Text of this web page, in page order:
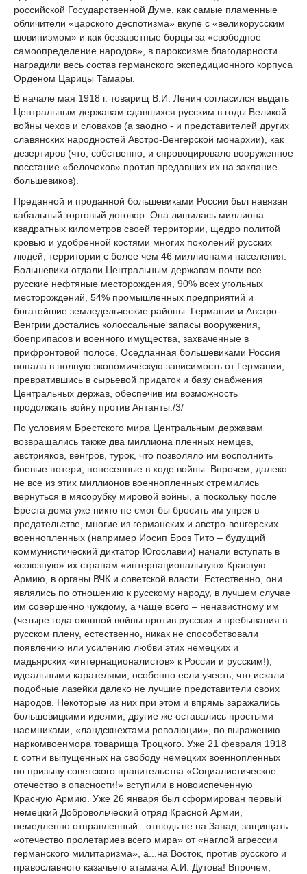
российской Государственной Думе, как самые пламенные
обличители «царского деспотизма» вкупе с «великорусским
шовинизмом» и как беззаветные борцы за «свободное
самоопределение народов», в пароксизме благодарности
наградили весь состав германского экспедиционного корпуса
Орденом Царицы Тамары.
В начале мая 1918 г. товарищ В.И. Ленин согласился выдать
Центральным державам сдавшихся русским в годы Великой
войны чехов и словаков (а заодно - и представителей других
славянских народностей Австро-Венгерской монархии), как
дезертиров (что, собственно, и спровоцировало вооруженное
восстание «белочехов» против предавших их на заклание
большевиков).
Преданной и проданной большевиками России был навязан
кабальный торговый договор. Она лишилась миллиона
квадратных километров своей территории, щедро политой
кровью и удобренной костями многих поколений русских
людей, территории с более чем 46 миллионами населения.
Большевики отдали Центральным державам почти все
русские нефтяные месторождения, 90% всех угольных
месторождений, 54% промышленных предприятий и
богатейшие земледельческие районы. Германии и Австро-
Венгрии достались колоссальные запасы вооружения,
боеприпасов и военного имущества, захваченные в
прифронтовой полосе. Оседланная большевиками Россия
попала в полную экономическую зависимость от Германии,
превратившись в сырьевой придаток и базу снабжения
Центральных держав, обеспечив им возможность
продолжать войну против Антанты./3/
По условиям Брестского мира Центральным державам
возвращались также два миллиона пленных немцев,
австрияков, венгров, турок, что позволяло им восполнить
боевые потери, понесенные в ходе войны. Впрочем, далеко
не все из этих миллионов военнопленных стремились
вернуться в мясорубку мировой войны, а поскольку после
Бреста дома уже никто не смог бы бросить им упрек в
предательстве, многие из германских и австро-венгерских
военнопленных (например Иосип Броз Тито – будущий
коммунистический диктатор Югославии) начали вступать в
«союзную» их странам «интернациональную» Красную
Армию, в органы ВЧК и советской власти. Естественно, они
являлись по отношению к русскому народу, в лучшем случае
им совершенно чуждому, а чаще всего – ненавистному им
(четыре года окопной войны против русских и пребывания в
русском плену, естественно, никак не способствовали
появлению или усилению любви этих немецких и
мадьярских «интернационалистов» к России и русским!),
идеальными карателями, особенно если учесть, что искали
подобные лазейки далеко не лучшие представители своих
народов. Некоторые из них при этом и впрямь заражались
большевицкими идеями, другие же оставались простыми
наемниками, «ландскнехтами революции», по выражению
наркомвоенмора товарища Троцкого. Уже 21 февраля 1918
г. сотни выпущенных на свободу немецких военнопленных
по призыву советского правительства «Социалистическое
отечество в опасности!» вступили в новоиспеченную
Красную Армию. Уже 26 января был сформирован первый
немецкий Добровольческий отряд Красной Армии,
немедленно отправленный...отнюдь не на Запад, защищать
«отечество пролетариев всего мира» от «наглой агрессии
германского милитаризма», а...на Восток, против русского и
православного казачьего атамана А.И. Дутова! Впрочем,